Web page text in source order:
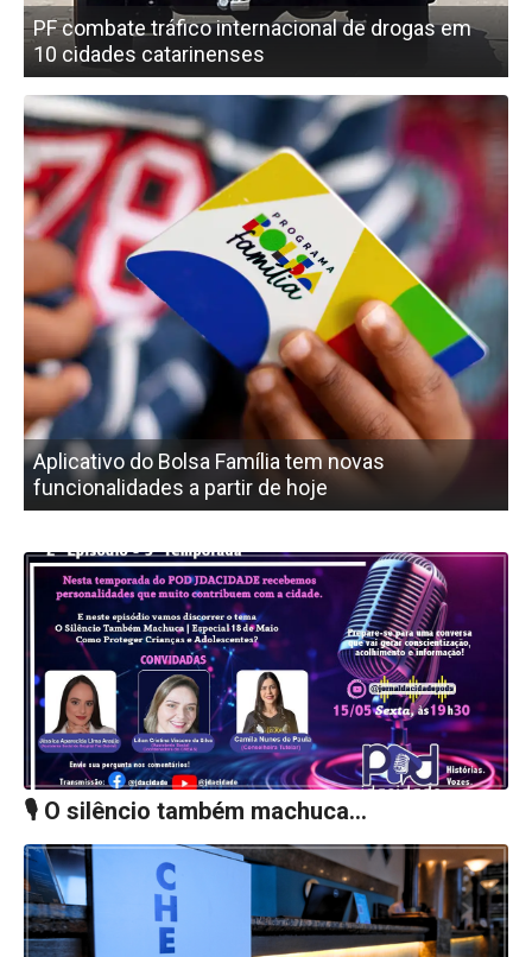
PF combate tráfico internacional de drogas em
10 cidades catarinenses
Aplicativo do Bolsa Família tem novas
funcionalidades a partir de hoje
🎙️ O silêncio também machuca…